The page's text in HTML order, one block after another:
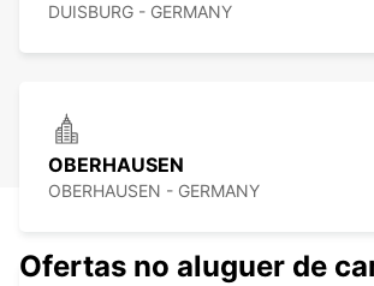
DUISBURG - GERMANY
OBERHAUSEN
OBERHAUSEN - GERMANY
Ofertas no aluguer de